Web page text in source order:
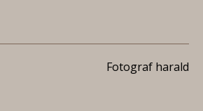
Fotograf harald